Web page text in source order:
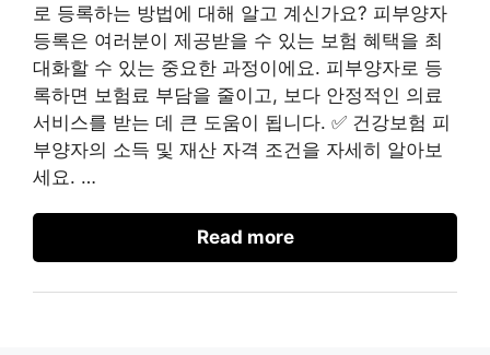
로 등록하는 방법에 대해 알고 계신가요? 피부양자
등록은 여러분이 제공받을 수 있는 보험 혜택을 최
대화할 수 있는 중요한 과정이에요. 피부양자로 등
록하면 보험료 부담을 줄이고, 보다 안정적인 의료
서비스를 받는 데 큰 도움이 됩니다. ✅ 건강보험 피
부양자의 소득 및 재산 자격 조건을 자세히 알아보
세요. …
Read more